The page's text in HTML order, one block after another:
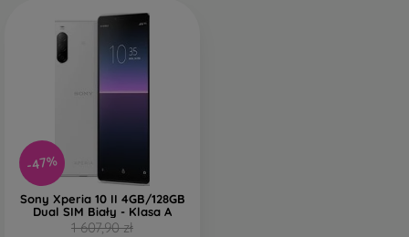
-47%
Sony Xperia 10 II 4GB/128GB
Dual SIM Biały - Klasa A
1 607,90 zł